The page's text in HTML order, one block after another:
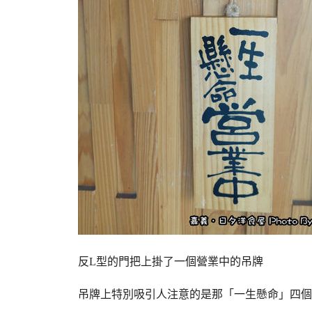
反L型的門把上掛了一個營業中的吊牌
吊牌上特別吸引人注意的是那「一生懸命」四